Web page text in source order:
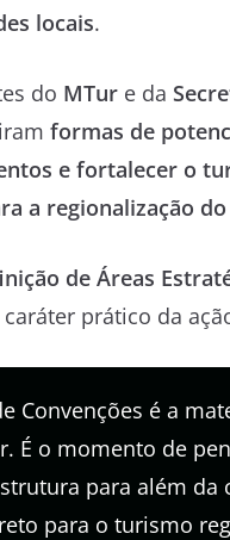
locais.
do MTur e da
formas de
e fortalecer o
a regionalização
de Áreas
prático da
Convenções é a
É o momento de
para além
para o turismo